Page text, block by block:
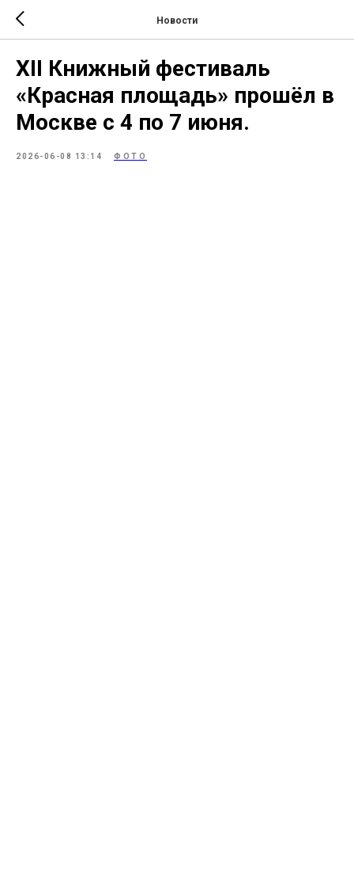
Новости
XII Книжный фестиваль
«Красная площадь» прошёл в
Москве с 4 по 7 июня.
2026-06-08 13:14 ФОТО